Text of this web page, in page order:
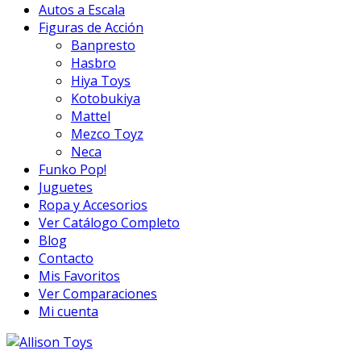
Autos a Escala
Figuras de Acción
Banpresto
Hasbro
Hiya Toys
Kotobukiya
Mattel
Mezco Toyz
Neca
Funko Pop!
Juguetes
Ropa y Accesorios
Ver Catálogo Completo
Blog
Contacto
Mis Favoritos
Ver Comparaciones
Mi cuenta